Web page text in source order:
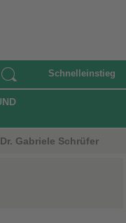
Schnelleinstieg
Gabriele Schrüfer